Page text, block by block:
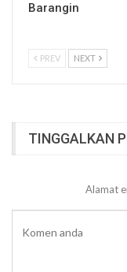
Barangin
PREV NEXT
TINGGALKAN
Alamat